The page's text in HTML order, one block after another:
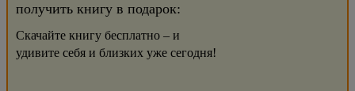
получить книгу в подарок:
Скачайте книгу бесплатно – и
удивите себя и близких уже сегодня!